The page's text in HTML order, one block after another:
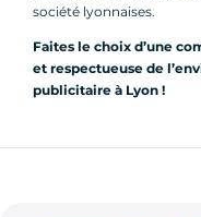
société lyonnaises.
Faites le choix d’une
et respectueuse de
publicitaire à Lyon !